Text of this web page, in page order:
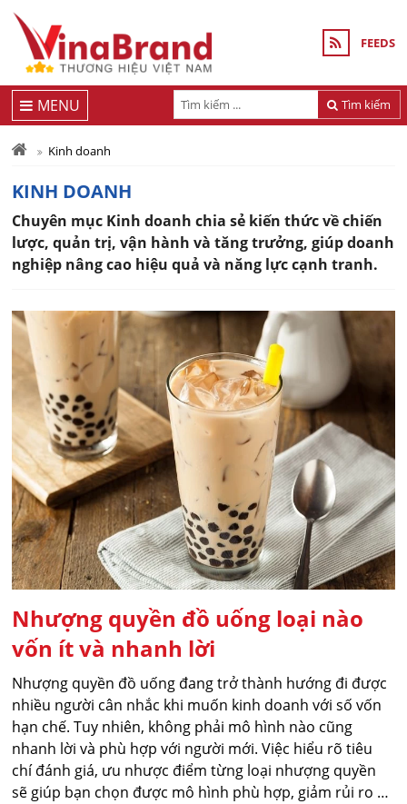
FEEDS
Tìm kiếm
MENU
Kinh doanh
KINH DOANH
Chuyên mục Kinh doanh chia sẻ kiến thức về chiến
lược, quản trị, vận hành và tăng trưởng, giúp doanh
nghiệp nâng cao hiệu quả và năng lực cạnh tranh.
Nhượng quyền đồ uống loại nào
vốn ít và nhanh lời
Nhượng quyền đồ uống đang trở thành hướng đi được
nhiều người cân nhắc khi muốn kinh doanh với số vốn
hạn chế. Tuy nhiên, không phải mô hình nào cũng
nhanh lời và phù hợp với người mới. Việc hiểu rõ tiêu
chí đánh giá, ưu nhược điểm từng loại nhượng quyền
sẽ giúp bạn chọn được mô hình phù hợp, giảm rủi ro và